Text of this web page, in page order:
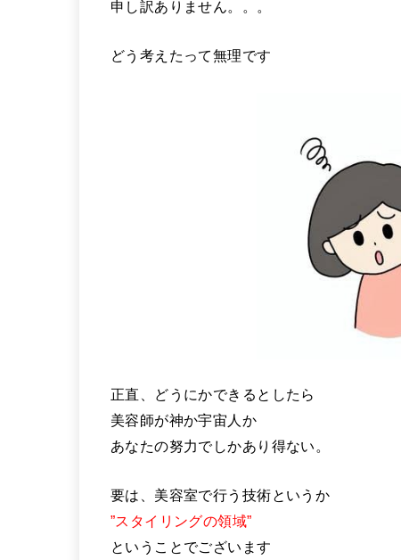
申し訳ありません。。。
どう考えたって無理です
正直、どうにかできるとしたら
美容師が神か宇宙人か
あなたの努力でしかあり得ない。
要は、美容室で行う技術というか
”スタイリングの領域”
ということでございます